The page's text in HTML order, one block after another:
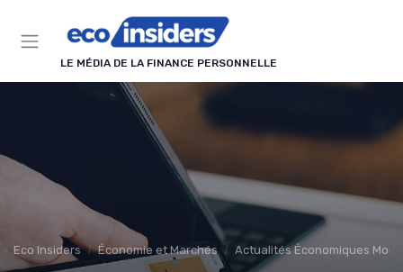
LE MÉDIA DE LA FINANCE PERSONNELLE
Eco Insiders Économie et Marchés Actualités Économiques